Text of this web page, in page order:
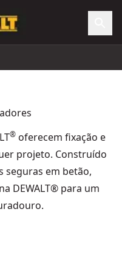
® oferecem fixação e
projeto. Construído
seguras em betão,
DEWALT® para um